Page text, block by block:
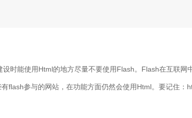
时能使用Html的地方尽量不要使用Flash。Flash在互联
flash参与的网站，在功能方面仍然会使用Html。要记住：